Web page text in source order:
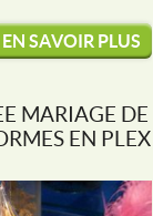
EN SAVOIR PLUS
MARIAGE DE
EN PLEXI